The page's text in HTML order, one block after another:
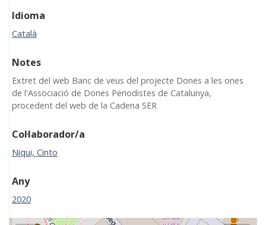
Idioma
Català
Notes
Extret del web Banc de veus del projecte Dones a les ones
de l'Associació de Dones Periodistes de Catalunya,
procedent del web de la Cadena SER
Col·laborador/a
Niqui, Cinto
Any
2020